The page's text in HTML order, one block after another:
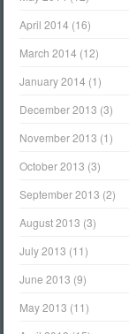
April 2014 (16)
March 2014 (12)
January 2014 (1)
December 2013 (3)
November 2013 (1)
October 2013 (3)
September 2013 (2)
August 2013 (3)
July 2013 (11)
June 2013 (9)
May 2013 (11)